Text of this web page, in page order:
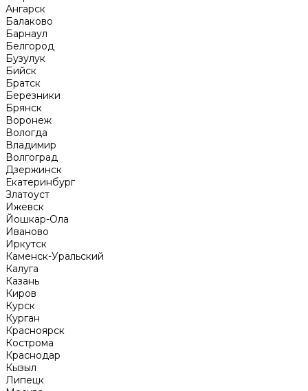
Ангарск
Балаково
Барнаул
Белгород
Бузулук
Бийск
Братск
Березники
Брянск
Воронеж
Вологда
Владимир
Волгоград
Дзержинск
Екатеринбург
Златоуст
Ижевск
Йошкар-Ола
Иваново
Иркутск
Каменск-Уральский
Калуга
Казань
Киров
Курск
Курган
Красноярск
Кострома
Краснодар
Кызыл
Липецк